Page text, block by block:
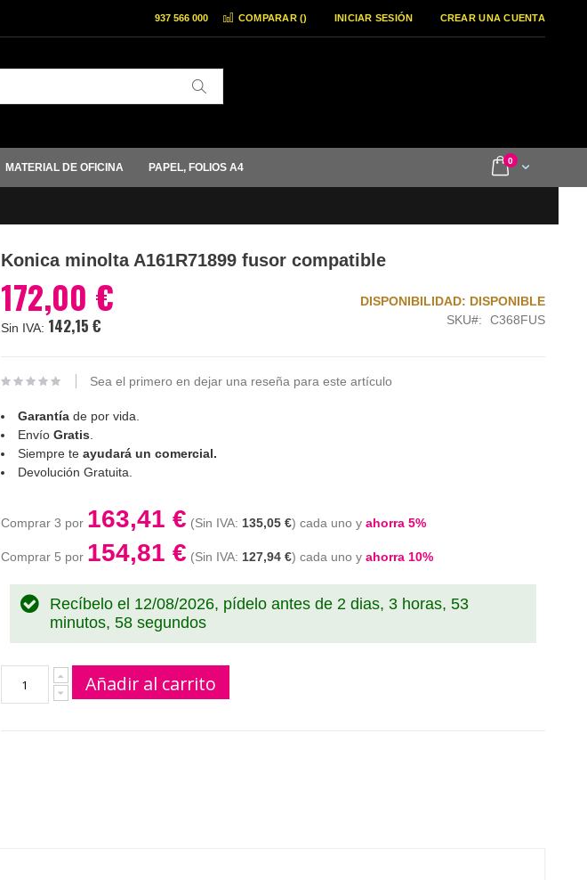
COMPARAR () INICIAR SESIÓN CREAR UNA CUENTA
937 566 000
Cart
0items
MATERIAL DE OFICINA PAPEL, FOLIOS A4
Konica minolta A161R71899 fusor compatible
172,00 €
142,15 €
DISPONIBILIDAD: DISPONIBLE
SKU
C368FUS
Sea el primero en dejar una reseña para este artículo
Garantíade por vida.
Envío Gratis
Siempre te ayudará un comercial.
Devolución Gratuita.
Comprar 3 por 163,41 € 135,05 € cada uno y ahorra 5%
Comprar 5 por 154,81 € 127,94 € cada uno y ahorra 10%
Recíbelo el 12/08/2026, pídelo antes de 2 dias, 3 horas, 53
minutos, 58 segundos
Añadir al carrito